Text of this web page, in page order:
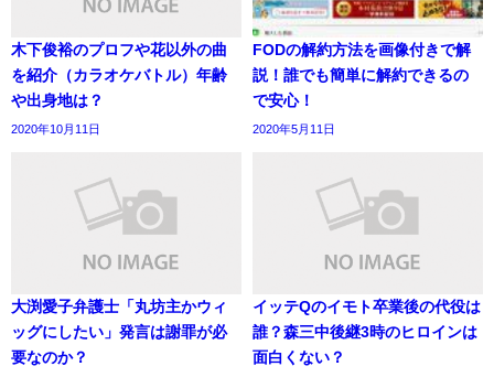
木下俊裕のプロフや花以外の曲
を紹介（カラオケバトル）年齢
や出身地は？
2020年10月11日
FODの解約方法を画像付きで解
説！誰でも簡単に解約できるの
で安心！
2020年5月11日
大渕愛子弁護士「丸坊主かウィ
ッグにしたい」発言は謝罪が必
要なのか？
イッテQのイモト卒業後の代役は
誰？森三中後継3時のヒロインは
面白くない？